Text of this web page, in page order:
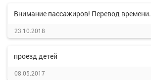
Внимание пассажиров! Перевод времени.
23.10.2018
проезд детей
08.05.2017